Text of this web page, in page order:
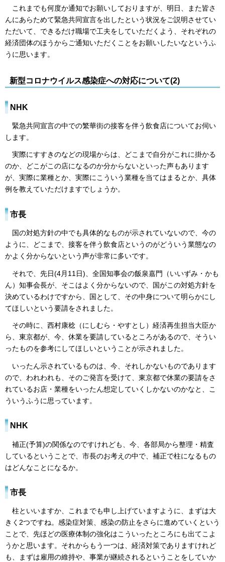
これまでも何度か通知でお願いしておりますが、明日、また皆さ
んにあらためて緊急共同宣言を出したという状況をご説明させてい
ただいて、できるだけ職場で工夫をしていただくよう、それぞれの
経済団体のほうからご通知いただくことをお願いしたいなというふ
うに思います。
新型コロナウイルス感染症への対応について(2)
NHK
緊急共同宣言の中での繁華街の接客を伴う飲食店についてお伺い
します。
実際にすすきのなどの現場からは、どこまで自分がこれに掛かる
のか、どこがこの店になるのか分からないといった声もあります
が、実際に業種とか、実際にこういう業種を当てはまるとか、具体
例を教えていただけますでしょうか。
市長
国の対処方針の中でも具体的なものが示されていないので、今の
ように、どこまで、接客を伴う飲食店というのがどういう業態なの
かよく分からないという声が非常に多いです。
それで、先日(4月11日)、全国知事会の飯泉嘉門（いいずみ・かも
ん）知事会長が、そこはよく分からないので、国がこの対処方針を
決めているわけですから、国として、その中身について明らかにし
てほしいという要請をされました。
その時に、西村康稔（にしむら・やすとし）経済再生担当大臣か
ら、東京都が、今、休業を要請しているところがあるので、そうい
ったものを参考にしてほしいということが示されました。
いったん示されているものは、今、それしかないものであります
ので、われわれも、そのご発言を受けて、東京都で休業の要請をさ
れているお店・業種をいったん想定していくしかないのかなと、こ
ういうふうに思っています。
NHK
補正(予算)の関係なのですけれども、今、各部局から整理・精査
しているということで、市長のお考えの中で、補正で柱になるもの
はどんなことになるか。
市長
柱といいますか、これまでも申し上げていますように、まずは大
きく2つですね。感染症対策、感染の防止をさらに進めていくという
ことで、先ほどの医療体制の強化はこういったところにも出てこよ
うかと思います。それからもう一つは、経済対策でありますけれど
も、まずは雇用の維持や、事業が継続されるということをしていか